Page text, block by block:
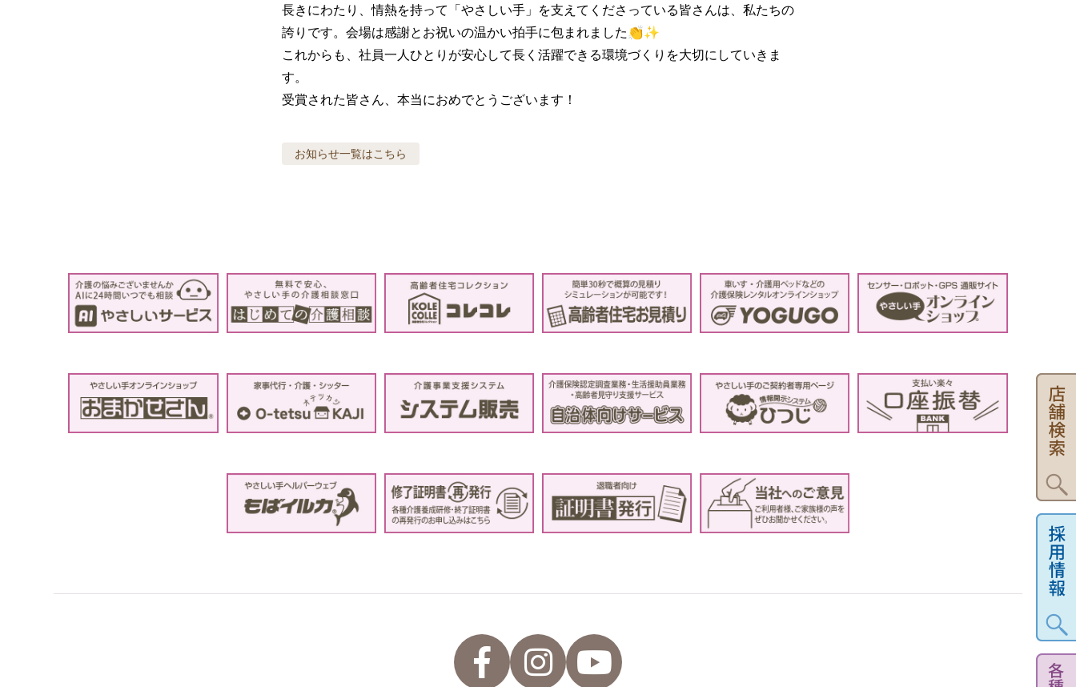
長きにわたり、情熱を持って「やさしい手」を支えてくださっている皆さんは、私たちの
誇りです。会場は感謝とお祝いの温かい拍手に包まれました👏✨
これからも、社員一人ひとりが安心して長く活躍できる環境づくりを大切にしていきま
す。
受賞された皆さん、本当におめでとうございます！
お知らせ一覧はこちら